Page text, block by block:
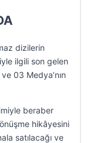
dizilerin
ilgili son gelen
03 Medya’nın
beraber
hikâyesini
satılacağı ve